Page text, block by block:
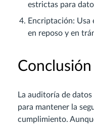
estrictas para
Encriptación:
en reposo y en
Conclusión
La auditoría de datos
para mantener la
cumplimiento.